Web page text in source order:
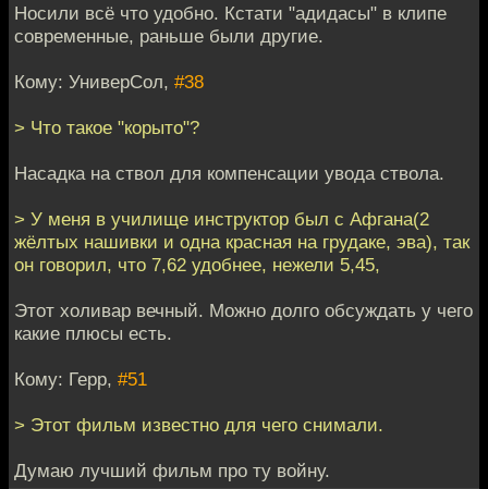
Носили всё что удобно. Кстати "адидасы" в клипе
современные, раньше были другие.
Кому: УниверСол, #38
> Что такое "корыто"?
Насадка на ствол для компенсации увода ствола.
> У меня в училище инструктор был с Афгана(2
жёлтых нашивки и одна красная на грудаке, эва), так
он говорил, что 7,62 удобнее, нежели 5,45,
Этот холивар вечный. Можно долго обсуждать у чего
какие плюсы есть.
Кому: Герр, #51
> Этот фильм известно для чего снимали.
Думаю лучший фильм про ту войну.